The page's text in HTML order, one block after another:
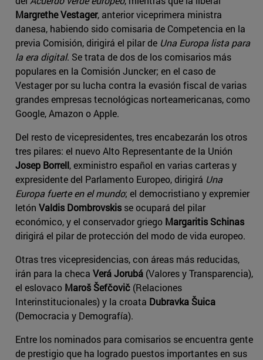
Margrethe Vestager, anterior viceprimera ministra
danesa, habiendo sido comisaria de Competencia en la
previa Comisión, dirigirá el pilar de Una Europa lista para
la era digital. Se trata de dos de los comisarios más
populares en la Comisión Juncker; en el caso de
Vestager por su lucha contra la evasión fiscal de varias
grandes empresas tecnológicas norteamericanas, como
Google, Amazon o Apple.
Del resto de vicepresidentes, tres encabezarán los otros
tres pilares: el nuevo Alto Representante de la Unión
Josep Borrell, exministro español en varias carteras y
expresidente del Parlamento Europeo, dirigirá Una
Europa fuerte en el mundo; el democristiano y expremier
letón Valdis Dombrovskis se ocupará del pilar
económico, y el conservador griego Margaritis Schinas
dirigirá el pilar de protección del modo de vida europeo.
Otras tres vicepresidencias, con áreas más reducidas,
irán para la checa Verá Jorubá (Valores y Transparencia),
el eslovaco Maroš Šefčovič (Relaciones
Interinstitucionales) y la croata Dubravka Šuica
(Democracia y Demografía).
Entre los nominados para comisarios se encuentra gente
de prestigio que ha logrado puestos importantes en sus